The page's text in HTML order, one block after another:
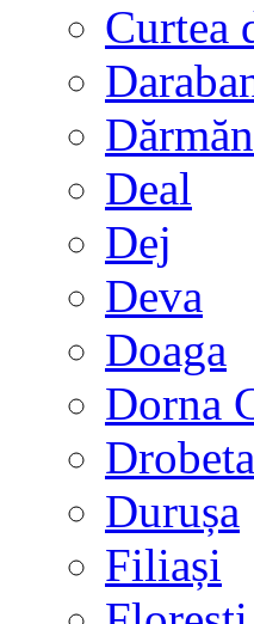
Curtea
Deal
Dej
Deva
Doaga
Dorna
Durușa
Filiași